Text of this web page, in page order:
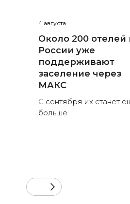
4 августа
Около 200 отелей
России уже
поддерживают
заселение через
MАКС
С сентября их станет
больше